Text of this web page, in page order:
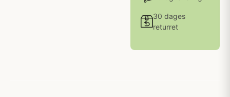
30 dages
returret